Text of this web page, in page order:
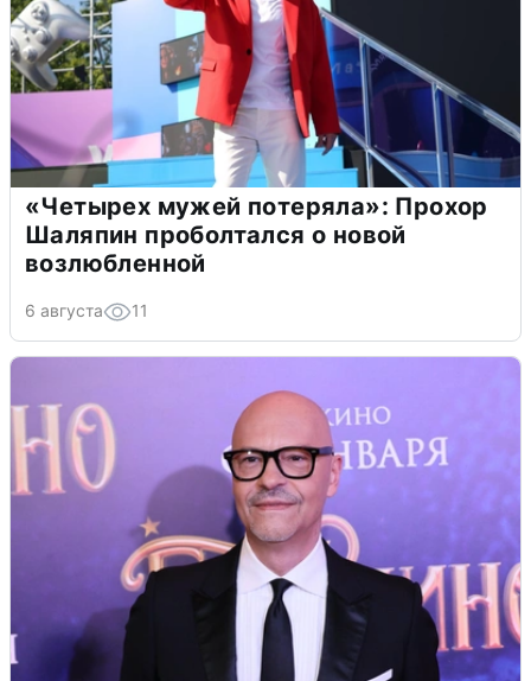
«Четырех мужей потеряла»: Прохор
Шаляпин проболтался о новой
возлюбленной
6 августа 11